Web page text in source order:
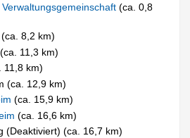
(ca. 0,8
(ca. 8,2 km)
11,3 km)
11,8 km)
(ca. 12,9 km)
(ca. 15,9 km)
(ca. 16,6 km)
(Deaktiviert) (ca. 16,7 km)